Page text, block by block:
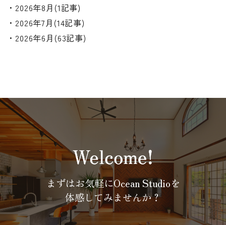
・2026年8月(1記事)
・2026年7月(14記事)
・2026年6月(63記事)
まずはお気軽にOcean Studioを
体感してみませんか？